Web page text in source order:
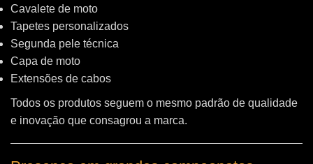
Cavalete de moto
Tapetes personalizados
Segunda pele técnica
Capa de moto
Extensões de cabos
Todos os produtos seguem o mesmo padrão de qualidade
e inovação que consagrou a marca.